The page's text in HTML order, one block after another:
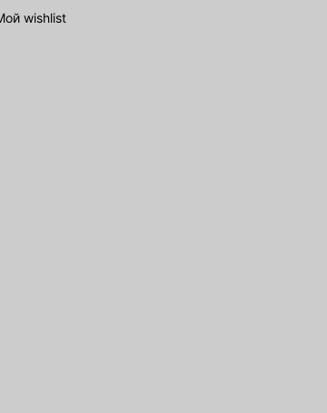
Мой wishlist